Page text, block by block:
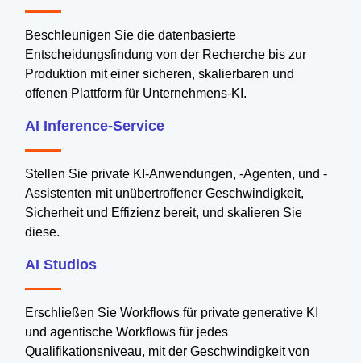
Beschleunigen Sie die datenbasierte
Entscheidungsfindung von der Recherche bis zur
Produktion mit einer sicheren, skalierbaren und
offenen Plattform für Unternehmens-KI.
AI Inference-Service
Stellen Sie private KI-Anwendungen, -Agenten, und -
Assistenten mit unübertroffener Geschwindigkeit,
Sicherheit und Effizienz bereit, und skalieren Sie
diese.
AI Studios
Erschließen Sie Workflows für private generative KI
und agentische Workflows für jedes
Qualifikationsniveau, mit der Geschwindigkeit von